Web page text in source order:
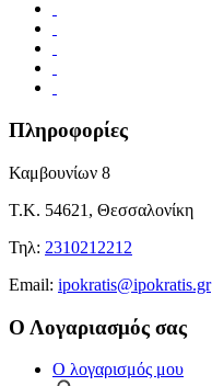
Πληροφορίες
Καμβουνίων 8
Τ.Κ. 54621, Θεσσαλονίκη
Τηλ: 2310212212
Εmail: ipokratis@ipokratis.gr
Ο Λογαριασμός σας
Ο λογαρισμός μου